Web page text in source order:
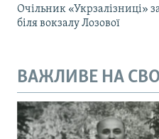
Очільник «Укрзалізниці»
біля вокзалу Лозової
ВАЖЛИВЕ НА